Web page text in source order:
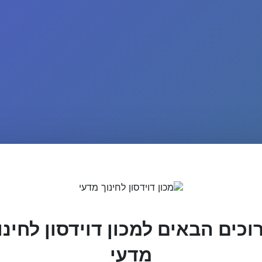
הבאים למכון דוידסון
מדעי